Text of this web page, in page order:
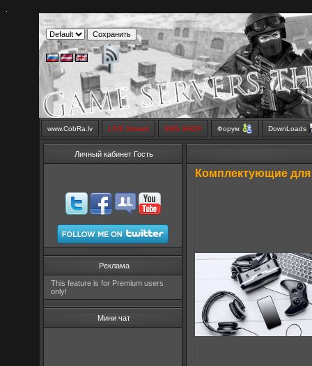
www.CobRa.lv LIVE Stream SMS SHOP Форум DownLoads
Личный кабинет Гость
Реклама
This feature is for Premium users
only!
Мини чат
Комплектующие